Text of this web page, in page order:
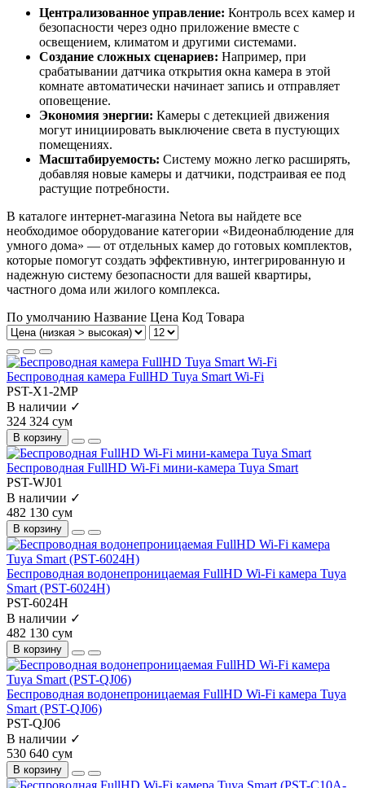
Централизованное управление: Контроль всех камер и
безопасности через одно приложение вместе с
освещением, климатом и другими системами.
Создание сложных сценариев: Например, при
срабатывании датчика открытия окна камера в этой
комнате автоматически начинает запись и отправляет
оповещение.
Экономия энергии: Камеры с детекцией движения
могут инициировать выключение света в пустующих
помещениях.
Масштабируемость: Систему можно легко расширять,
добавляя новые камеры и датчики, подстраивая ее под
растущие потребности.
В каталоге интернет-магазина Netora вы найдете все
необходимое оборудование категории «Видеонаблюдение для
умного дома» — от отдельных камер до готовых комплектов,
которые помогут создать эффективную, интегрированную и
надежную систему безопасности для вашей квартиры,
частного дома или жилого комплекса.
По умолчанию Название Цена Код Товара
Беспроводная камера FullHD Tuya Smart Wi-Fi
PST-X1-2MP
В наличии ✓
324 324 сум
В корзину
Беспроводная FullHD Wi-Fi мини-камера Tuya Smart
PST-WJ01
В наличии ✓
482 130 сум
В корзину
Беспроводная водонепроницаемая FullHD Wi-Fi камера Tuya
Smart (PST-6024H)
PST-6024H
В наличии ✓
482 130 сум
В корзину
Беспроводная водонепроницаемая FullHD Wi-Fi камера Tuya
Smart (PST-QJ06)
PST-QJ06
В наличии ✓
530 640 сум
В корзину